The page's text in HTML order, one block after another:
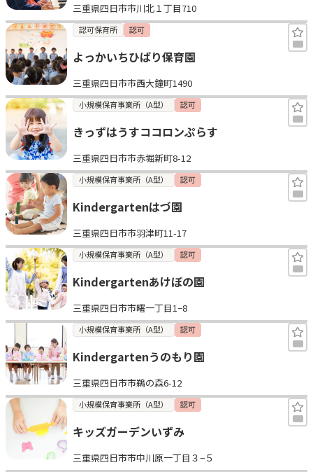
三重県四日市市川北１丁目710
認可保育所 認可
よっかいちひばり保育園
三重県四日市市西大鐘町1490
小規模保育事業所（A型） 認可
きっずはうすココロンぷらす
三重県四日市市赤堀新町8-12
小規模保育事業所（A型） 認可
Kindergartenはづ園
三重県四日市市羽津町11-17
小規模保育事業所（A型） 認可
Kindergartenあけぼの園
三重県四日市市曙一丁目1−8
小規模保育事業所（A型） 認可
Kindergartenうのもり園
三重県四日市市鵜の森6-12
小規模保育事業所（A型） 認可
キッズガーデンいずみ
三重県四日市市中川原一丁目３−５